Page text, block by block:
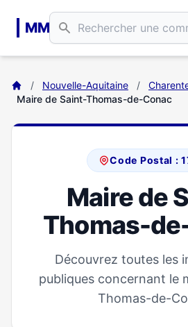
MM
/ Nouvelle-Aquitaine /
Maire de Saint-Thomas-de-Conac
Code Postal :
Maire de
Thomas-
Découvrez toutes les
publiques concernant le
Thomas-de-